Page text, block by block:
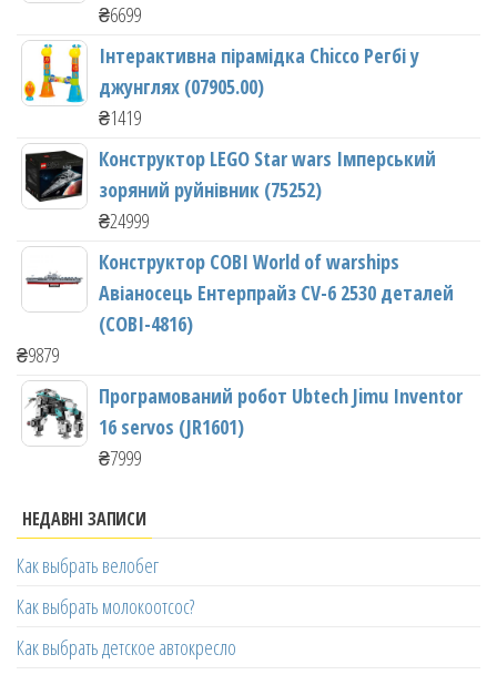
₴6699
Інтерактивна пірамідка Chicco Регбі у
джунглях (07905.00)
₴1419
Конструктор LEGO Star wars Імперський
зоряний руйнівник (75252)
₴24999
Конструктор COBI World of warships
Авіаносець Ентерпрайз CV-6 2530 деталей
(COBI-4816)
₴9879
Програмований робот Ubtech Jimu Inventor
16 servos (JR1601)
₴7999
НЕДАВНІ ЗАПИСИ
Как выбрать велобег
Как выбрать молокоотсос?
Как выбрать детское автокресло